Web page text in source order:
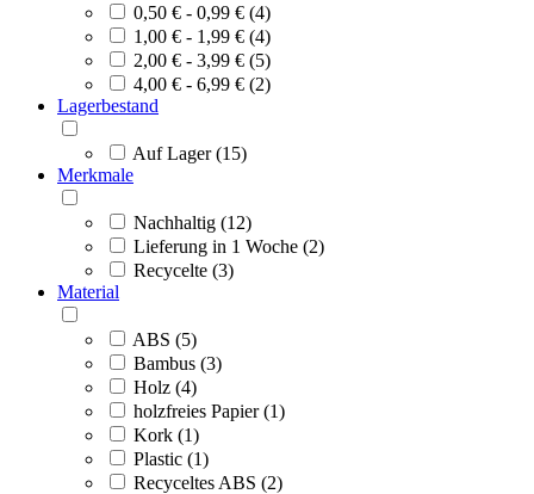
0,50 € - 0,99 € (4)
1,00 € - 1,99 € (4)
2,00 € - 3,99 € (5)
4,00 € - 6,99 € (2)
Lagerbestand
Auf Lager (15)
Merkmale
Nachhaltig (12)
Lieferung in 1 Woche (2)
Recycelte (3)
Material
ABS (5)
Bambus (3)
Holz (4)
holzfreies Papier (1)
Kork (1)
Plastic (1)
Recyceltes ABS (2)